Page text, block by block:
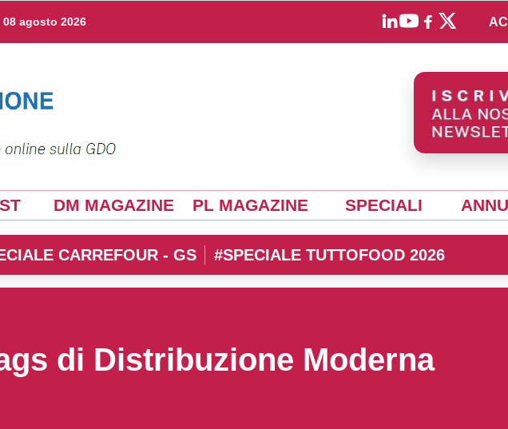
agosto 2026
DM MAGAZINE PL MAGAZINE SPECIALI
CARREFOUR - GS #SPECIALE TUTTOFOOD 2026
di Distribuzione Moderna